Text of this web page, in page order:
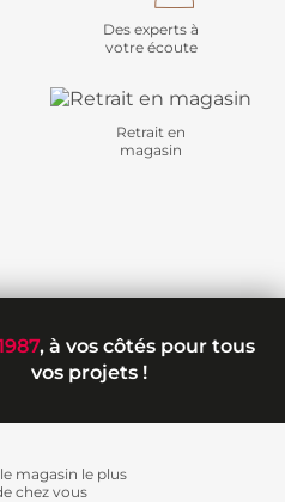
Des experts à
votre écoute
Retrait en
magasin
, à vos côtés pour tous
vos projets !
magasin le plus
chez vous